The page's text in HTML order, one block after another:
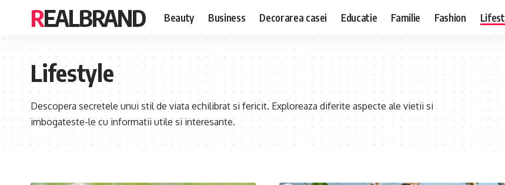
REALBRAND Beauty Business Decorarea casei Educatie Familie Fashion
Lifestyle
Descopera secretele unui stil de viata echilibrat si fericit. Exploreaza diferite aspecte ale vietii si
imbogateste-le cu informatii utile si interesante.